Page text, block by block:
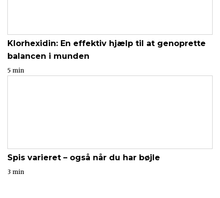
Klorhexidin: En effektiv hjælp til at genoprette
balancen i munden
5 min
Spis varieret – også når du har bøjle
3 min